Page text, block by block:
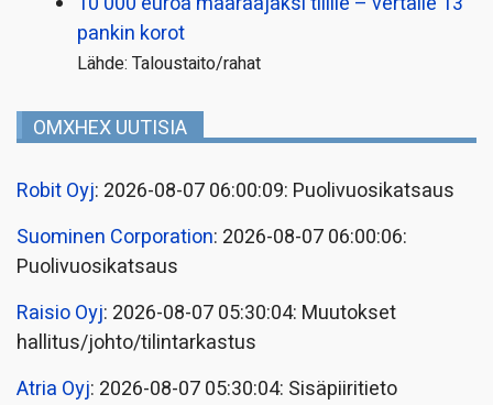
pankin korot
Lähde: Taloustaito/rahat
OMXHEX UUTISIA
Robit Oyj: 2026-08-07 06:00:09: Puolivuosikatsaus
Suominen Corporation: 2026-08-07 06:00:06:
Puolivuosikatsaus
Raisio Oyj: 2026-08-07 05:30:04: Muutokset
hallitus/johto/tilintarkastus
Atria Oyj: 2026-08-07 05:30:04: Sisäpiiritieto